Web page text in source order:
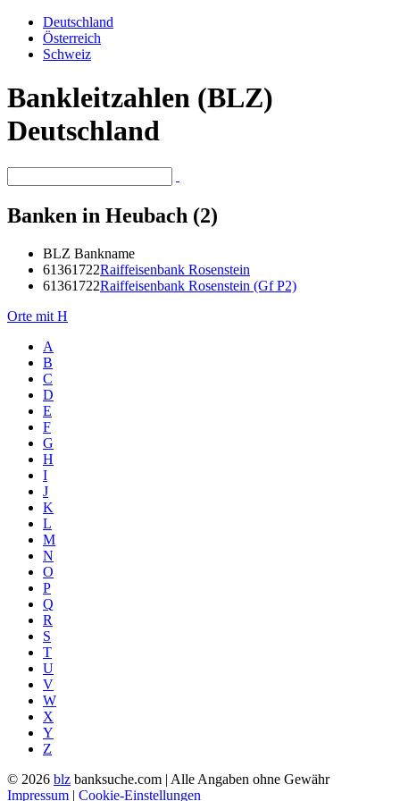
Deutschland
Österreich
Schweiz
Bankleitzahlen (BLZ)
Deutschland
Banken in Heubach (2)
BLZ Bankname
61361722Raiffeisenbank Rosenstein
61361722Raiffeisenbank Rosenstein (Gf P2)
Orte mit H
A
B
C
D
E
F
G
H
I
J
K
L
M
N
O
P
Q
R
S
T
U
V
W
X
Y
Z
© 2026 blz banksuche.com | Alle Angaben ohne Gewähr
Impressum | Cookie-Einstellungen